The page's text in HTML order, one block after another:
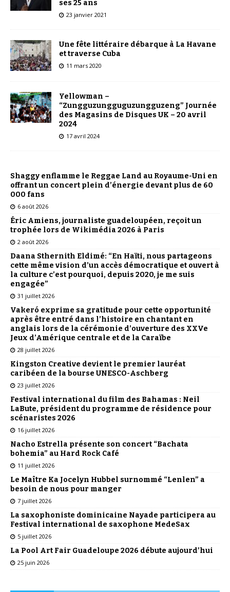
ses 25 ans
23 janvier 2021
Une fête littéraire débarque à La Havane
et traverse Cuba
11 mars 2020
Yellowman –
“Zungguzungguguzungguzeng” Journée
des Magasins de Disques UK – 20 avril
2024
17 avril 2024
Shaggy enflamme le Reggae Land au Royaume-Uni en
offrant un concert plein d’énergie devant plus de 60
000 fans
6 août 2026
Éric Amiens, journaliste guadeloupéen, reçoit un
trophée lors de Wikimédia 2026 à Paris
2 août 2026
Daana Sthernith Eldimé: “En Haïti, nous partageons
cette même vision d’un accès démocratique et ouvert à
la culture c’est pourquoi, depuis 2020, je me suis
engagée”
31 juillet 2026
Vakeró exprime sa gratitude pour cette opportunité
après être entré dans l’histoire en chantant en
anglais lors de la cérémonie d’ouverture des XXVe
Jeux d’Amérique centrale et de la Caraïbe
28 juillet 2026
Kingston Creative devient le premier lauréat
caribéen de la bourse UNESCO-Aschberg
23 juillet 2026
Festival international du film des Bahamas : Neil
LaBute, président du programme de résidence pour
scénaristes 2026
16 juillet 2026
Nacho Estrella présente son concert “Bachata
bohemia” au Hard Rock Café
11 juillet 2026
Le Maître Ka Jocelyn Hubbel surnommé “Lenlen” a
besoin de nous pour manger
7 juillet 2026
La saxophoniste dominicaine Nayade participera au
Festival international de saxophone MedeSax
5 juillet 2026
La Pool Art Fair Guadeloupe 2026 débute aujourd’hui
25 juin 2026